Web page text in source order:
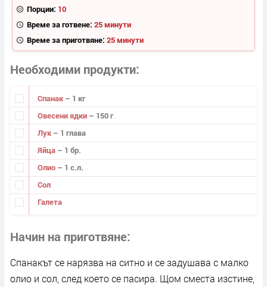
Порции: 10
Време за готвене: 25 минути
Време за приготвяне: 25 минути
Необходими продукти
Спанак – 1 кг
Овесени ядки – 150 г
Лук – 1 глава
Яйца – 1 бр.
Олио – 1 с.л.
Сол
Галета
Начин на приготвяне
Спанакът се нарязва на ситно и се задушава с малко
олио и сол, след което се пасира. Щом сместа изстине,